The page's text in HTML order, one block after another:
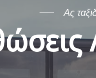
Ας